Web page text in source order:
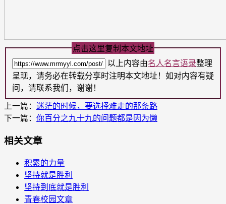
点击这里复制本文地址
以上内容由名人名言语录整理
呈现，请务必在转载分享时注明本文地址！如对内容有疑
问，请联系我们，谢谢！
上一篇： 迷茫的时候，要选择难走的那条路
下一篇： 你百分之九十九的问题都是因为懒
相关文章
积累的力量
坚持就是胜利
坚持到底就是胜利
青春校园文章